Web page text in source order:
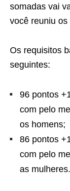
somadas vai
você reuniu
Os requisitos
seguintes:
96 pontos
com pelo
os homens;
86 pontos
com pelo
as mulheres.